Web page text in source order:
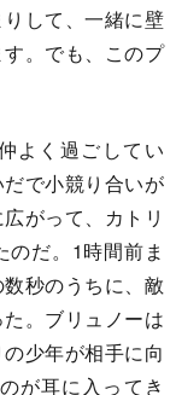
りして、一緒に壁
。でも、このプ
よく過ごしてい
で小競り合いが
がって、カトリ
のだ。1時間前ま
秒のうちに、敵
。ブリュノーは
少年が相手に向
が耳に入ってき